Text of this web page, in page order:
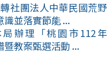
社團法人中華民國荒野
並落實節能 ...
局辦理「桃園市112年
暨教案甄選活動 ...